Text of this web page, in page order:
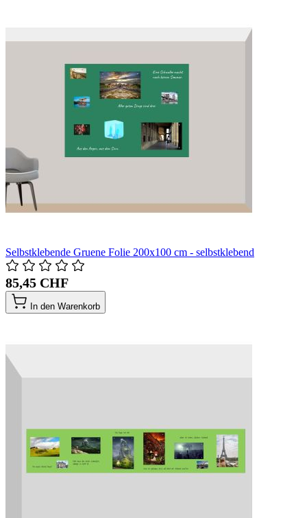
Selbstklebende Gruene Folie 200x100 cm - selbstklebend
85,45 CHF
In den Warenkorb